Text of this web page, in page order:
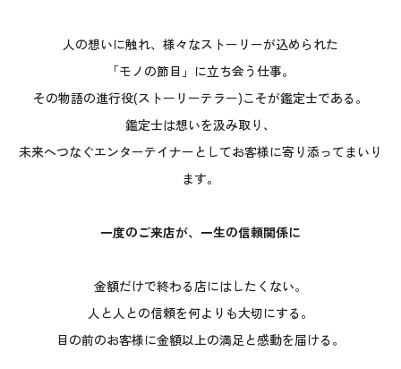
人の想いに触れ、様々なストーリーが込められた
「モノの節目」に立ち会う仕事。
その物語の進行役(ストーリーテラー)こそが鑑定士である。
鑑定士は想いを汲み取り、
未来へつなぐエンターテイナーとしてお客様に寄り添ってまいり
ます。
一度のご来店が、一生の信頼関係に
金額だけで終わる店にはしたくない。
人と人との信頼を何よりも大切にする。
目の前のお客様に金額以上の満足と感動を届ける。